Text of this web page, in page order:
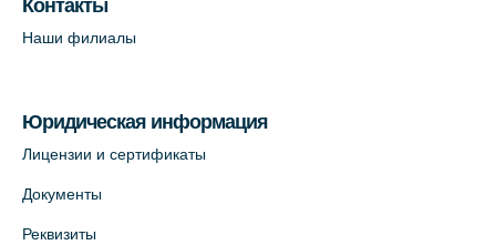
Контакты
Наши филиалы
Юридическая информация
Лицензии и сертификаты
Документы
Реквизиты